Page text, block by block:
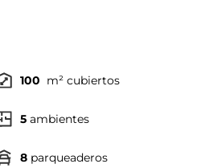
100 m² cubiertos
5 ambientes
8 parqueaderos